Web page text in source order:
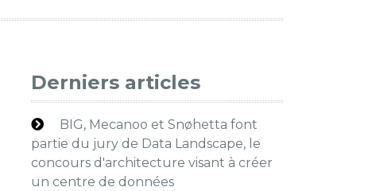
Derniers articles
BIG, Mecanoo et Snøhetta font
partie du jury de Data Landscape, le
concours d'architecture visant à créer
un centre de données